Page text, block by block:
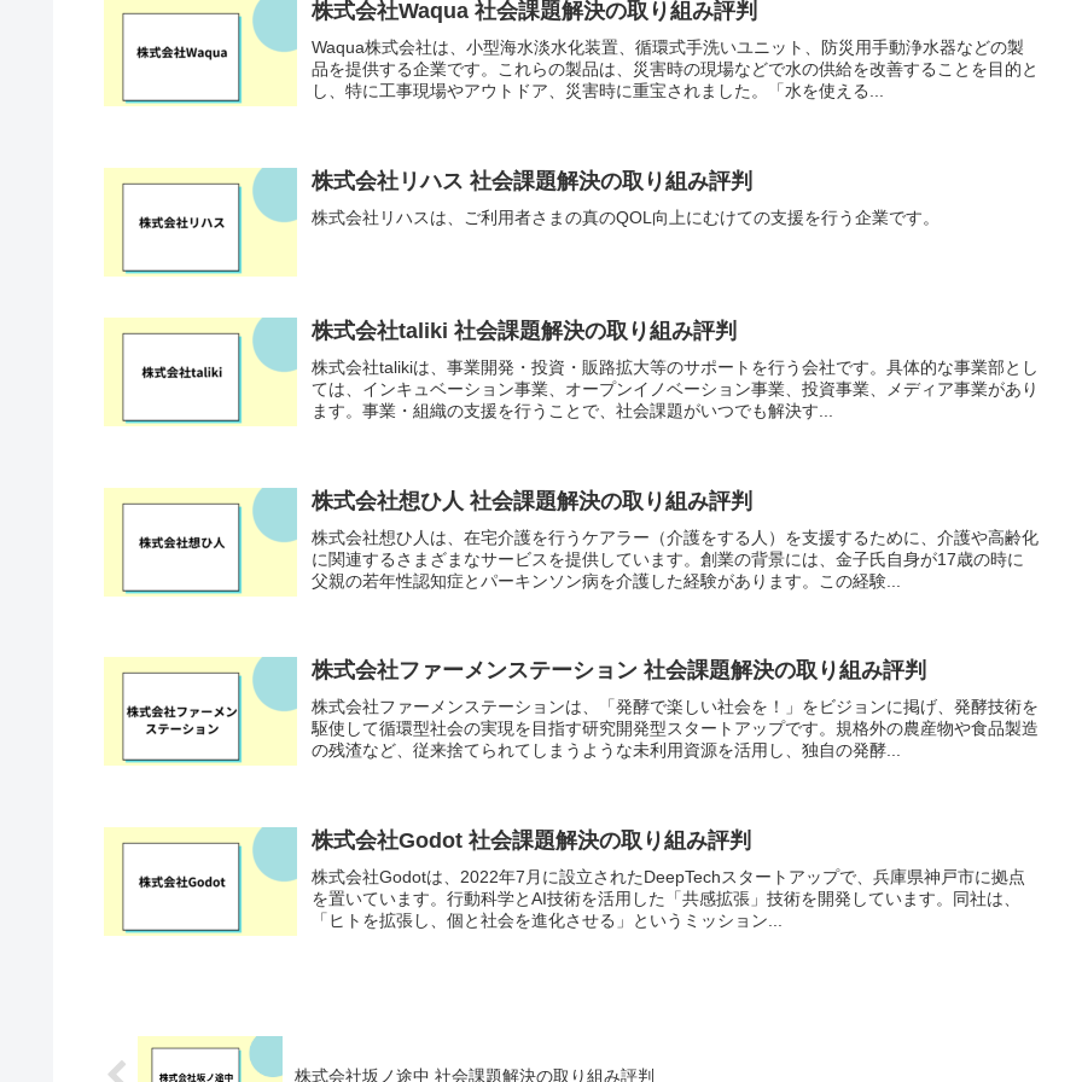
株式会社Waqua 社会課題解決の取り組み評判
Waqua株式会社は、小型海水淡水化装置、循環式手洗いユニット、防災用手動浄水器などの製
品を提供する企業です。これらの製品は、災害時の現場などで水の供給を改善することを目的と
し、特に工事現場やアウトドア、災害時に重宝されました。「水を使える...
株式会社リハス 社会課題解決の取り組み評判
株式会社リハスは、ご利用者さまの真のQOL向上にむけての支援を行う企業です。
株式会社taliki 社会課題解決の取り組み評判
株式会社talikiは、事業開発・投資・販路拡大等のサポートを行う会社です。具体的な事業部とし
ては、インキュベーション事業、オープンイノベーション事業、投資事業、メディア事業があり
ます。事業・組織の支援を行うことで、社会課題がいつでも解決す...
株式会社想ひ人 社会課題解決の取り組み評判
株式会社想ひ人は、在宅介護を行うケアラー（介護をする人）を支援するために、介護や高齢化
に関連するさまざまなサービスを提供しています。創業の背景には、金子氏自身が17歳の時に
父親の若年性認知症とパーキンソン病を介護した経験があります。この経験...
株式会社ファーメンステーション 社会課題解決の取り組み評判
株式会社ファーメンステーションは、「発酵で楽しい社会を！」をビジョンに掲げ、発酵技術を
駆使して循環型社会の実現を目指す研究開発型スタートアップです。規格外の農産物や食品製造
の残渣など、従来捨てられてしまうような未利用資源を活用し、独自の発酵...
株式会社Godot 社会課題解決の取り組み評判
株式会社Godotは、2022年7月に設立されたDeepTechスタートアップで、兵庫県神戸市に拠点
を置いています。行動科学とAI技術を活用した「共感拡張」技術を開発しています。同社は、
「ヒトを拡張し、個と社会を進化させる」というミッション...
株式会社坂ノ途中 社会課題解決の取り組み評判